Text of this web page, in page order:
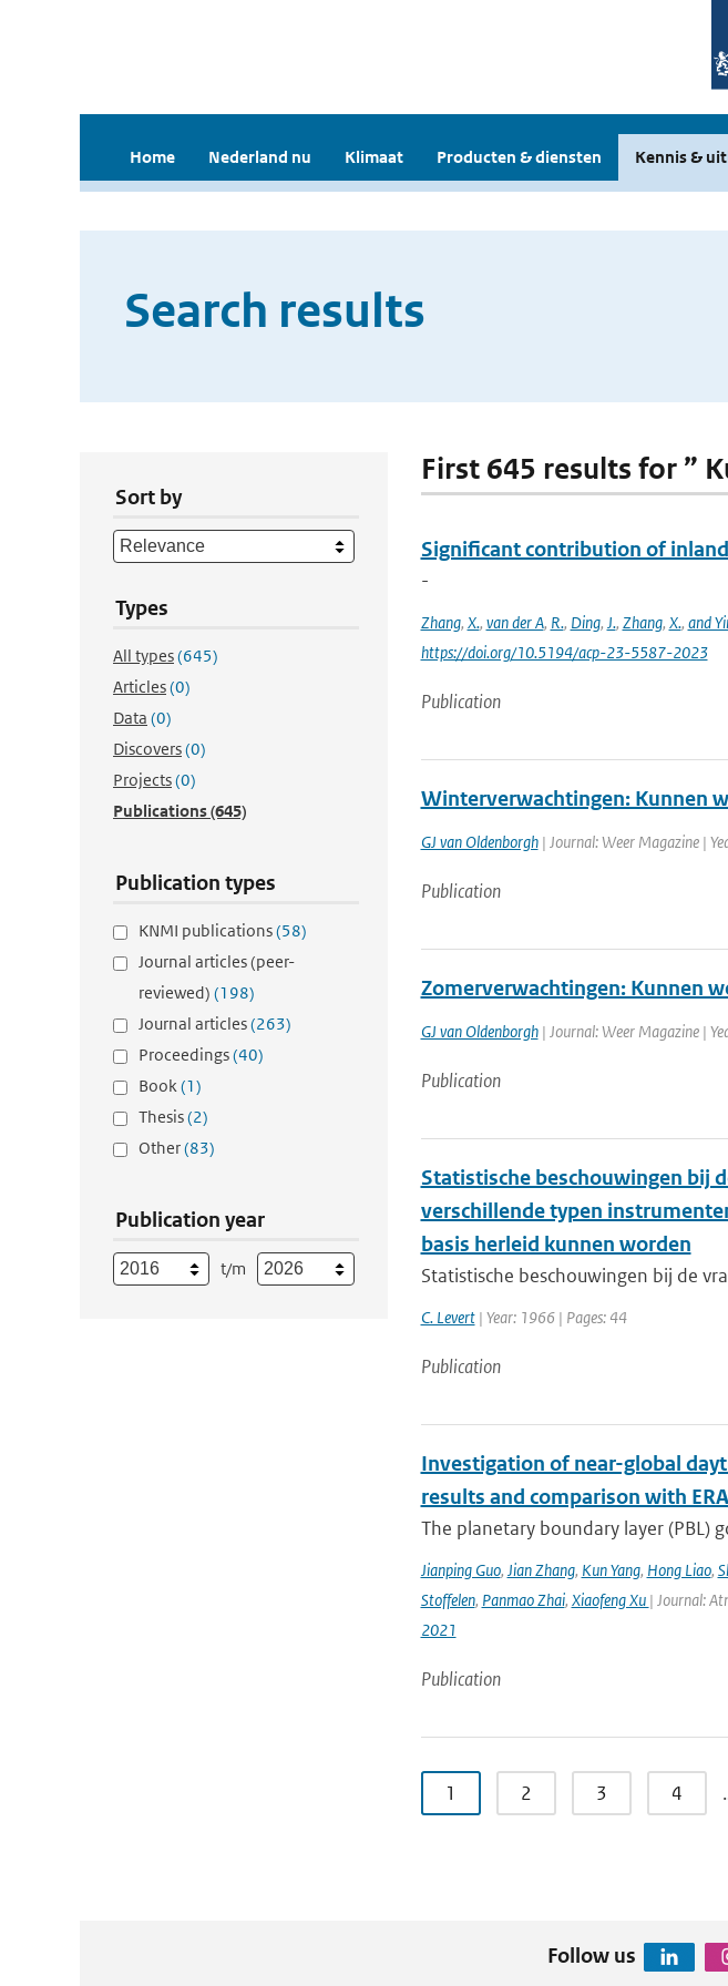
Home Nederland nu Klimaat Producten & diensten Kennis &
Search results
Sort by
Types
All types(645)
Articles(0)
Data (0)
Discovers(0)
Projects(0)
Publications(645)
Publication types
KNMI publications(58)
Journal articles (peer-
reviewed) (198)
Journal articles(263)
Proceedings(40)
Book(1)
Thesis(2)
Other(83)
Publication year
t/m
First 645 results for ”
Significant contribution of
-
Zhang, X., van der A, R., Ding, J., Zhang, X., and
https://doi.org/10.5194/acp-23-5587-2023
Publication
Winterverwachtingen: Kunnen
GJ van Oldenborgh| Journal: Weer Magazine |
Publication
Zomerverwachtingen: Kunnen
GJ van Oldenborgh| Journal: Weer Magazine |
Publication
Statistische beschouwingen bij
verschillende typen
basis herleid kunnen worden
Statistische beschouwingen bij de
C. Levert| Year: 1966 | Pages: 44
Publication
Investigation of near-global
results and comparison with
The planetary boundary layer (PBL)
Jianping Guo, Jian Zhang, Kun Yang, Hong Liao,
Stoffelen, Panmao Zhai, Xiaofeng Xu | Journal:
2021
Publication
1 2 3 4
Follow us